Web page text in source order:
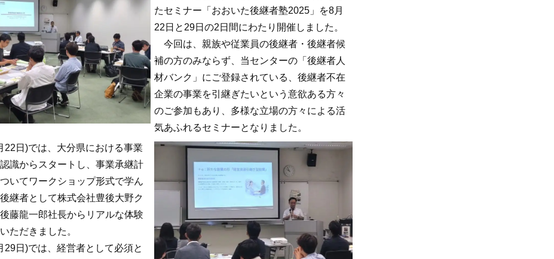
たセミナー「おおいた後継者塾2025」を8月
22日と29日の2日間にわたり開催しました。
今回は、親族や従業員の後継者・後継者候
補の方のみならず、当センターの「後継者人
材バンク」にご登録されている、後継者不在
企業の事業を引継ぎたいという意欲ある方々
のご参加もあり、多様な立場の方々による活
気あふれるセミナーとなりました。
日)では、大分県における事業
識からスタートし、事業承継計
いてワークショップ形式で学ん
継者として株式会社豊後大野ク
藤龍一郎社長からリアルな体験
ただきました。
日)では、経営者として必須と